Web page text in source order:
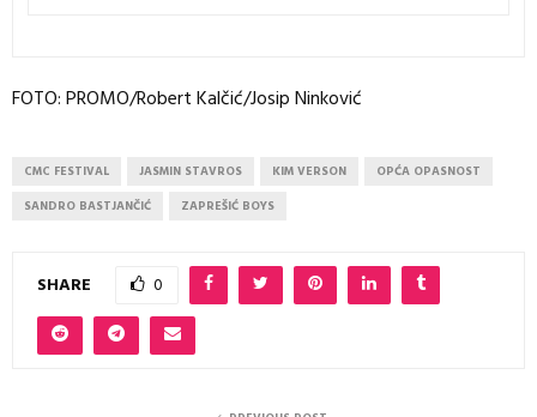
FOTO: PROMO/Robert Kalčić/Josip Ninković
CMC FESTIVAL JASMIN STAVROS KIM VERSON
OPĆA OPASNOST
SANDRO BASTJANČIĆ
ZAPREŠIĆ BOYS
SHARE 0